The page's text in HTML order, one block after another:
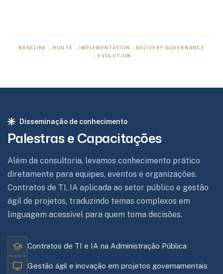
BASELINE → ROUTE → IMPLEMENTATION → DELIVERY GOVERNANCE
→ EVOLUTION
Disseminação de conhecimento
Palestras e Capacitações
Além da consultoria, levamos conhecimento prático
diretamente para equipes, eventos e organizações.
Contratos de TI, IA aplicada ao setor público e gestão
ágil de projetos, traduzindo temas complexos em
linguagem acessível para quem toma decisões.
Contratos de TI e IA na Administração Pública
Gestão ágil e inovação em projetos governamentais